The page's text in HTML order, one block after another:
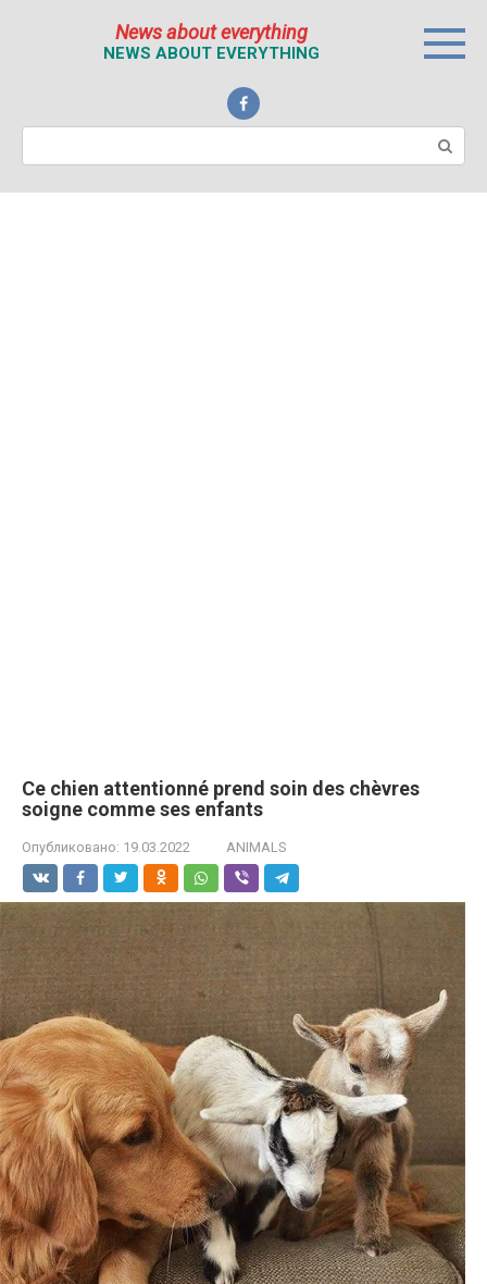
News about everything
NEWS ABOUT EVERYTHING
Поиск:
Ce chien attentionné prend soin des chèvres
soigne comme ses enfants
Опубликовано: 19.03.2022 ANIMALS